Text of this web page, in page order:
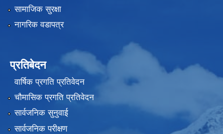
सामाजिक सुरक्षा
नागरिक वडापत्र
प्रतिबेदन
वार्षिक प्रगति प्रतिवेदन
चौमासिक प्रगति प्रतिवेदन
सार्वजनिक सुनुवाई
सार्वजनिक परीक्षण